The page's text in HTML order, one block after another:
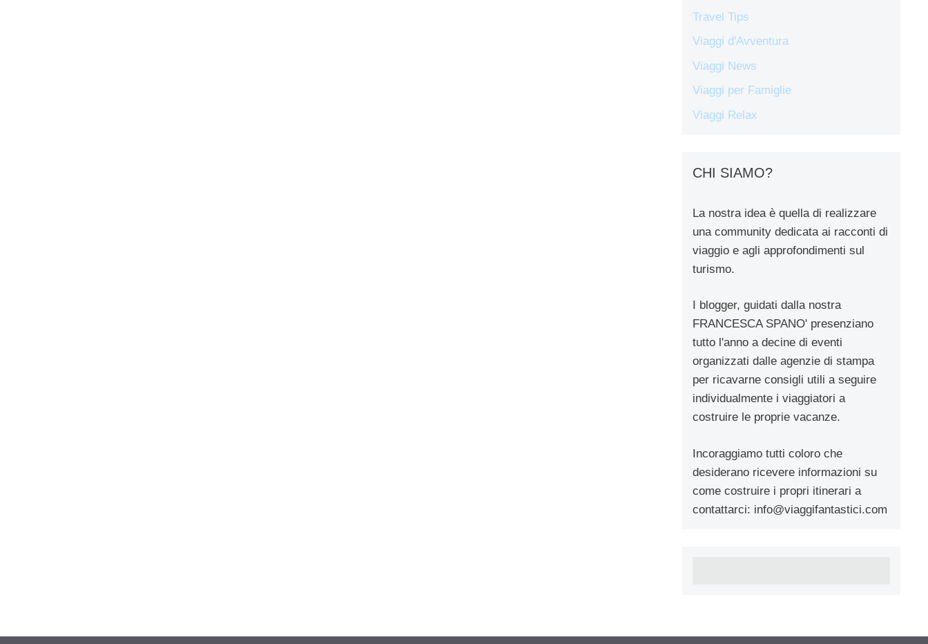
Travel Tips
Viaggi d'Avventura
Viaggi News
Viaggi per Famiglie
Viaggi Relax
CHI SIAMO?
La nostra idea è quella di realizzare
una community dedicata ai racconti di
viaggio e agli approfondimenti sul
turismo.
I blogger, guidati dalla nostra
FRANCESCA SPANO' presenziano
tutto l'anno a decine di eventi
organizzati dalle agenzie di stampa
per ricavarne consigli utili a seguire
individualmente i viaggiatori a
costruire le proprie vacanze.
Incoraggiamo tutti coloro che
desiderano ricevere informazioni su
come costruire i propri itinerari a
contattarci: info@viaggifantastici.com